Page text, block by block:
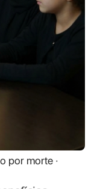
por morte ·